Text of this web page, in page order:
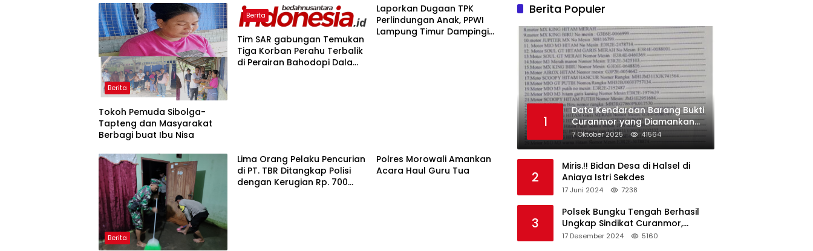
Berita
Tokoh Pemuda Sibolga-
Tapteng dan Masyarakat
Berbagi buat Ibu Nisa
Berita
Tim SAR gabungan Temukan
Tiga Korban Perahu Terbalik
di Perairan Bahodopi Dalam
Laporkan Dugaan TPK
Perlindungan Anak, PPWI
Lampung Timur Dampingi
Berita
Lima Orang Pelaku Pencurian
di PT. TBR Ditangkap Polisi
dengan Kerugian Rp. 700
Polres Morowali Amankan
Acara Haul Guru Tua
Berita Populer
1
Data Kendaraan Barang Bukti
Curanmor yang Diamankan
oleh Polres Morowali
7 Oktober 2025 41564
2
Miris.!! Bidan Desa di Halsel di
Aniaya Istri Sekdes
17 Juni 2024 7238
3
Polsek Bungku Tengah Berhasil
Ungkap Sindikat Curanmor,
Terduga Pelaku Akui Beraksi di 7
17 Desember 2024 5160